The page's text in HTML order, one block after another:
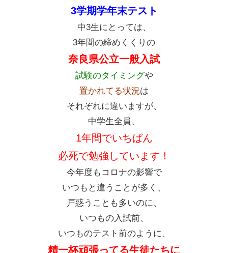
3学期学年末テスト
中3生にとっては、
3年間の締めくくりの
奈良県公立一般入試
試験のタイミングや
置かれてる状況は
それぞれに違いますが、
中学生全員、
1年間でいちばん
必死で勉強しています！
今年度もコロナの影響で
いつもと違うことが多く、
戸惑うことも多いのに、
いつもの入試前、
いつものテスト前のように、
精一杯頑張ってる生徒たちに